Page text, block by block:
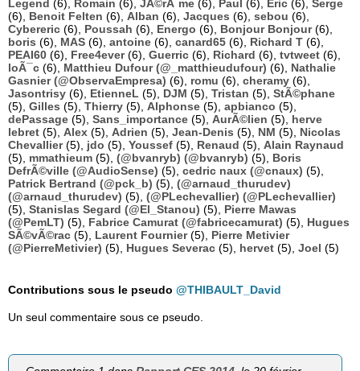
Legend (6), Romain (6), JÃ©rÃ´me (6), Paul (6), Eric (6), Serge
(6), Benoit Felten (6), Alban (6), Jacques (6), sebou (6),
Cybereric (6), Poussah (6), Energo (6), Bonjour Bonjour(6),
boris (6), MAS (6), antoine (6), canard65 (6), Richard T (6),
PEAI60 (6), Free4ever(6), Guerric (6), Richard (6), tvtweet (6),
loÃ¯c (6), Matthieu Dufour (@_matthieudufour) (6), Nathalie
Gasnier (@ObservaEmpresa) (6), romu (6), cheramy (6),
Jasontrisy (6), EtienneL (5), DJM (5), Tristan (5), StÃ©phane
(5), Gilles (5), Thierry (5), Alphonse (5), apbianco (5),
dePassage (5), Sans_importance (5), AurÃ©lien (5), herve
lebret (5), Alex (5), Adrien (5), Jean-Denis (5), NM (5), Nicolas
Chevallier(5), jdo (5), Youssef (5), Renaud (5), Alain Raynaud
(5), mmathieum (5), (@bvanryb) (@bvanryb) (5), Boris
DefrÃ©ville (@AudioSense) (5), cedric naux (@cnaux) (5),
Patrick Bertrand (@pck_b) (5), (@arnaud_thurudev)
(@arnaud_thurudev) (5), (@PLechevallier) (@PLechevallier)
(5), Stanislas Segard (@El_Stanou) (5), Pierre Mawas
(@PemLT) (5), Fabrice Camurat (@fabricecamurat) (5), Hugues
SÃ©vÃ©rac (5), Laurent Fournier(5), Pierre Metivier
(@PierreMetivier) (5), Hugues Severac (5), hervet (5), Joel (5)
Contributions sous le pseudo @THIBAULT_David
Un seul commentaire sous ce pseudo.